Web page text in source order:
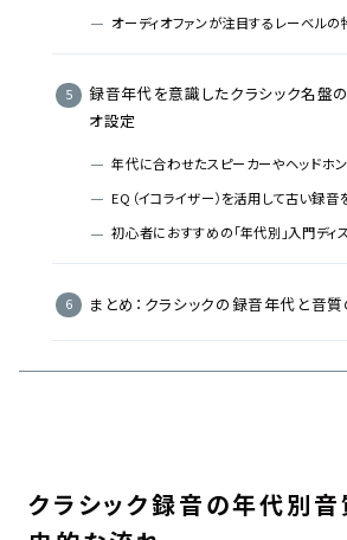
オーディオファンが注目するレーベルの
録音年代を意識したクラシック名盤
オ設定
年代に合わせたスピーカーやヘッドホ
EQ（イコライザー）を活用して古い録音
初心者におすすめの「年代別」入門ディ
まとめ：クラシックの録音年代と音
クラシック録音の年代別